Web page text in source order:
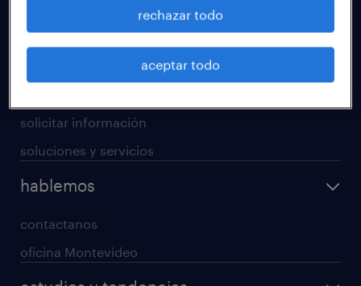
professional
solicitar información
soluciones y servicios
hablemos
contactanos
oficina Montevideo
rechazar todo
aceptar todo